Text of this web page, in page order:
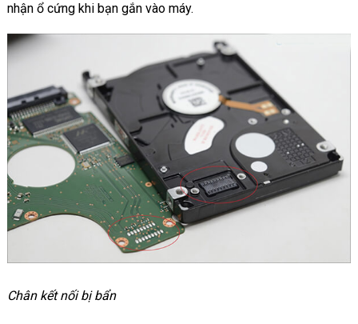
nhận ổ cứng khi bạn gắn vào máy.
Chân kết nối bị bẩn